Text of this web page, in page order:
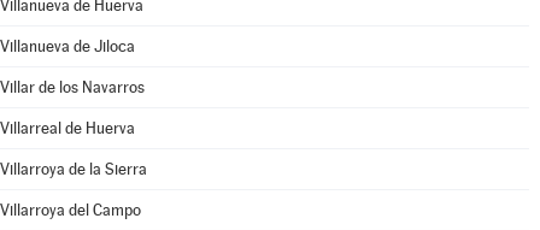
Villanueva de Huerva
Villanueva de Jiloca
Villar de los Navarros
Villarreal de Huerva
Villarroya de la Sierra
Villarroya del Campo